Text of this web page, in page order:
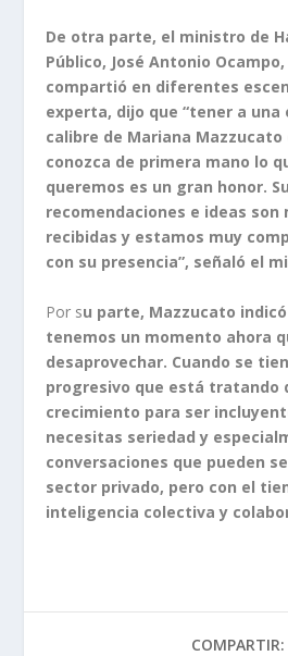
De otra parte, el ministro de
Público, José Antonio
compartió en diferentes
experta, dijo que “tener a una
calibre de Mariana Mazzucato
conozca de primera mano lo
queremos es un gran honor.
recomendaciones e ideas son
recibidas y estamos muy
con su presencia”, señaló el
Por su parte, Mazzucato
tenemos un momento ahora
desaprovechar. Cuando se
progresivo que está tratando
crecimiento para ser
necesitas seriedad y
conversaciones que pueden
sector privado, pero con el
inteligencia colectiva y
COMPARTIR: